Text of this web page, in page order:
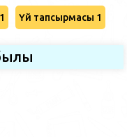
Үй тапсырмасы 1